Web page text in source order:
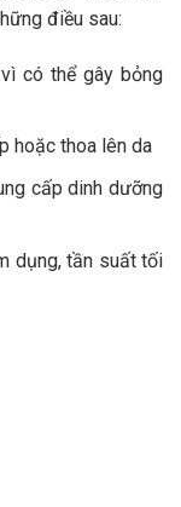
điều sau:
có thể gây bỏng
hoặc thoa lên da
cấp dinh dưỡng
dụng, tần suất tối